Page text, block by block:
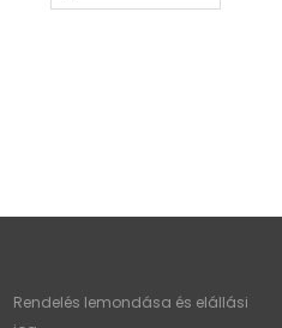
Rendelés lemondása és elállási